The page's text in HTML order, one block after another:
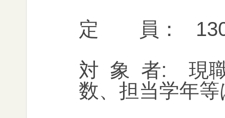
定 員：
対 象 者:
現
数、担当学年